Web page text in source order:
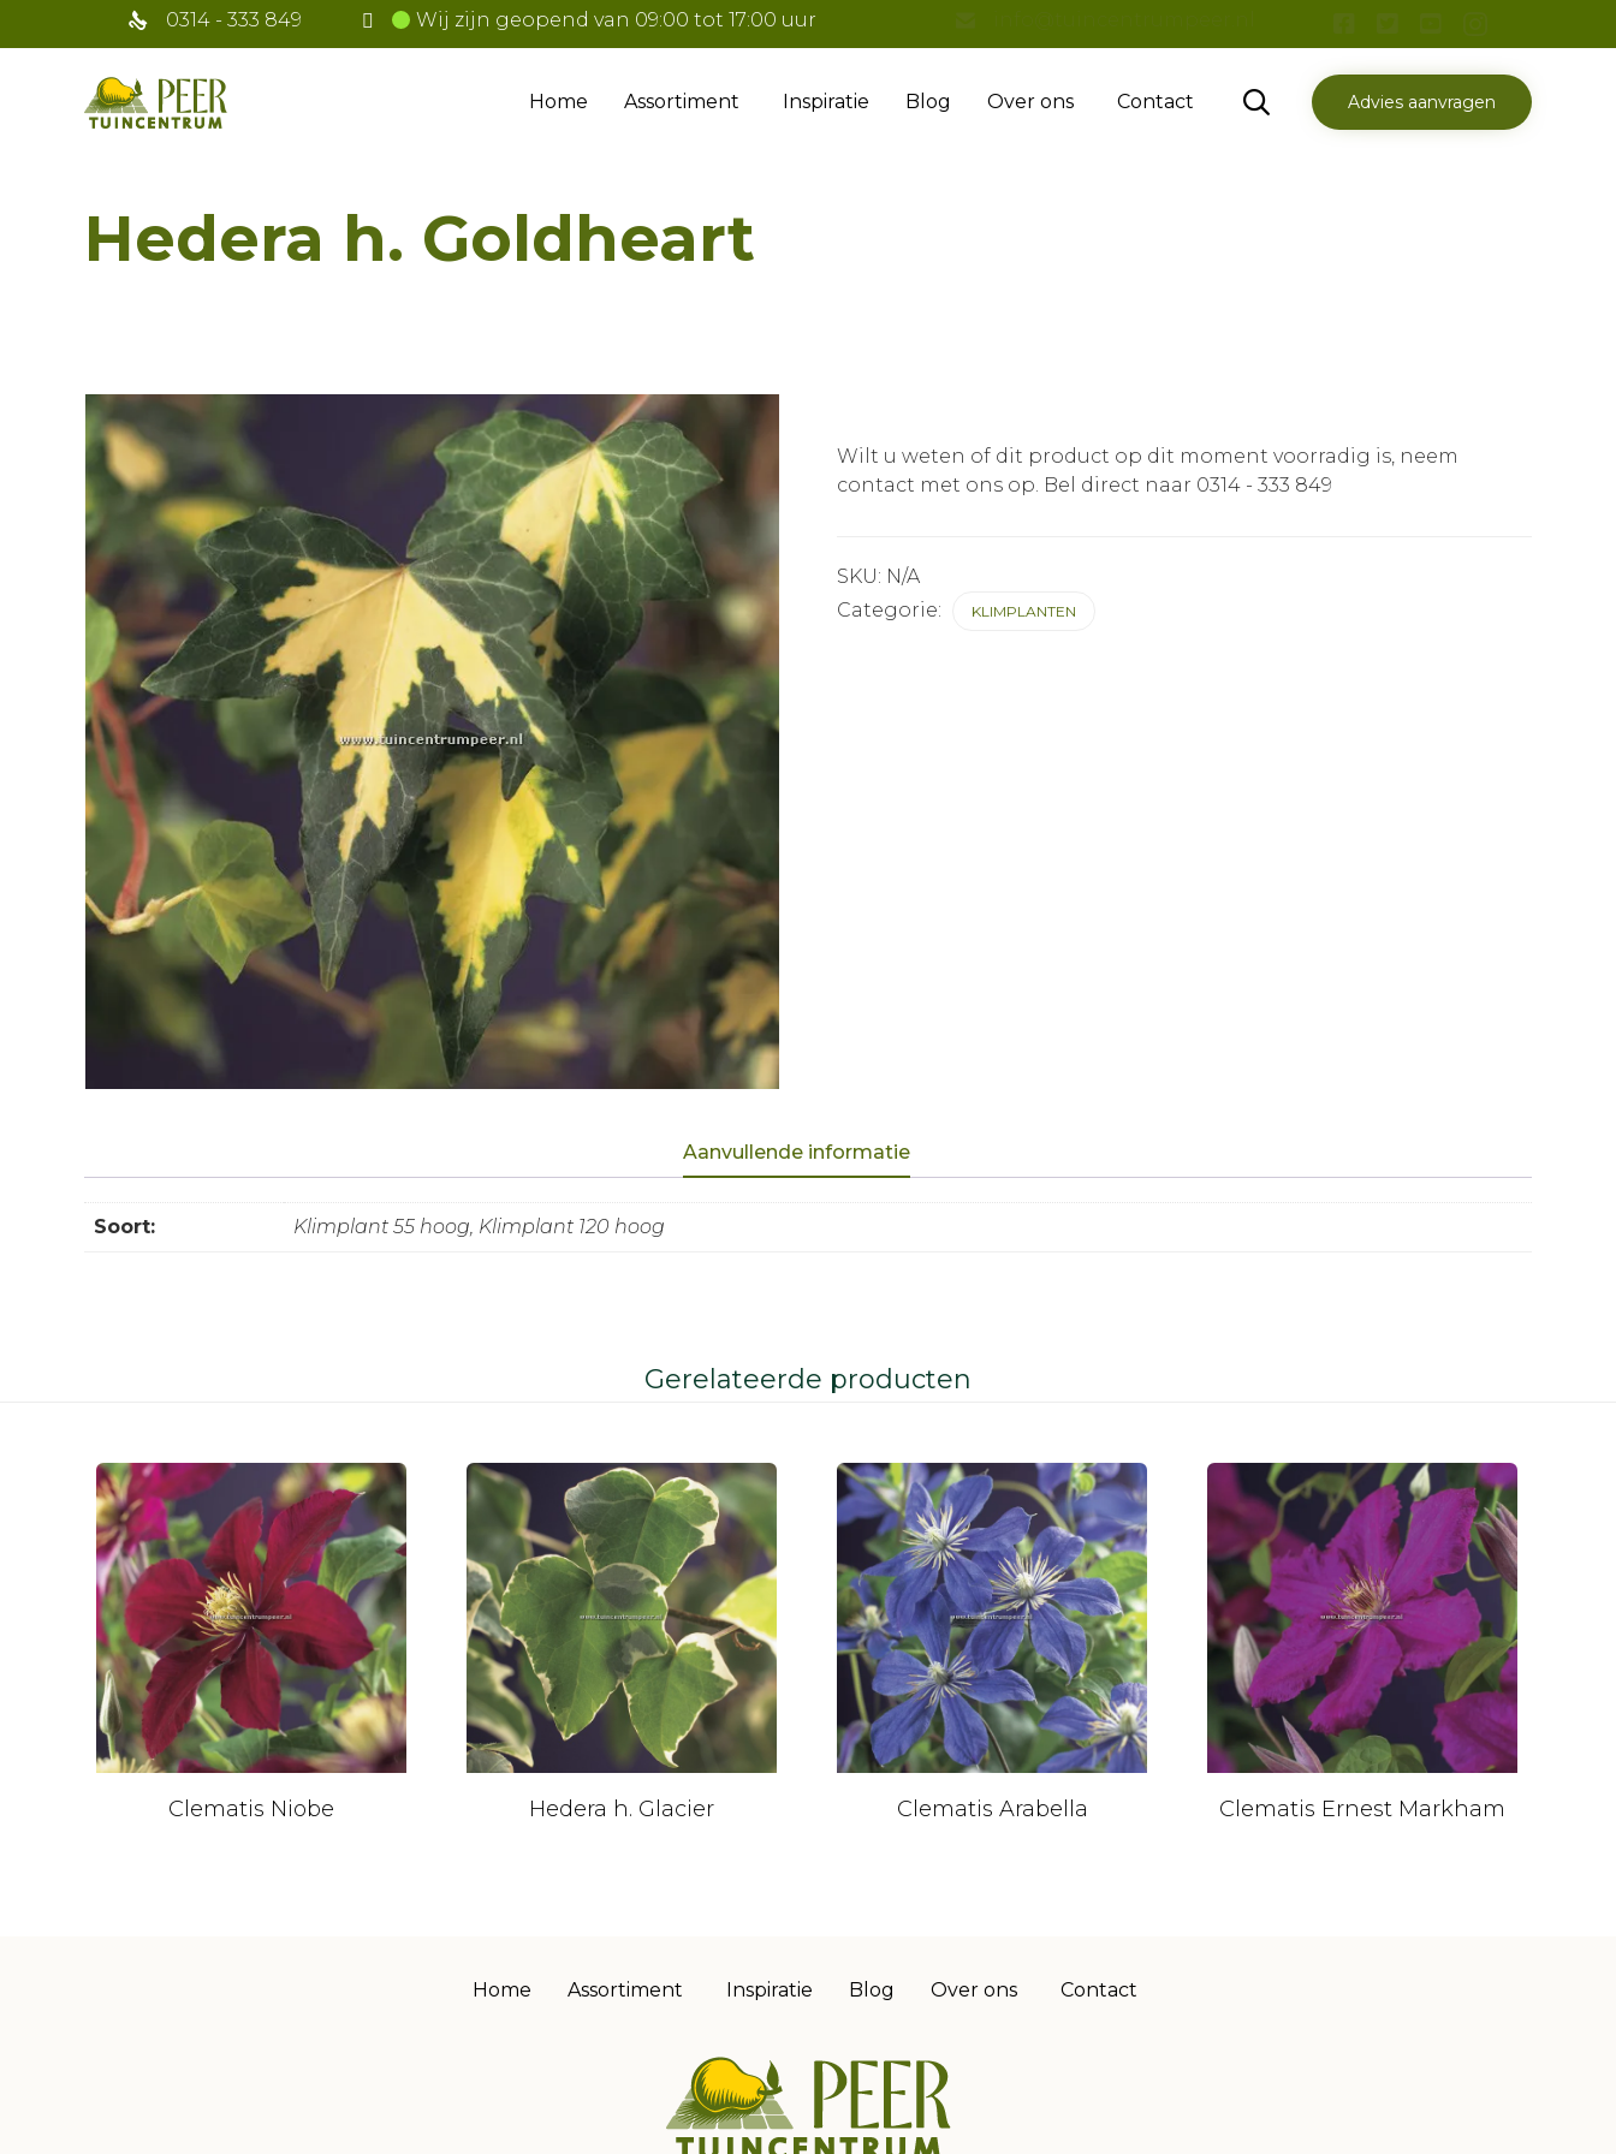
0314 - 333 849 Wij zijn geopend van 09:00 tot 17:00 uur
Skip
Home Assortiment Inspiratie Blog Over ons Contact  Advies aanvragen
Hedera h. Goldheart
Wilt u weten of dit product op dit moment voorradig is, neem
contact met ons op. Bel direct naar 0314 - 333 849
SKU: N/A
Categorie:
KLIMPLANTEN
Aanvullende informatie
Soort: Klimplant 55 hoog, Klimplant 120 hoog
Gerelateerde producten
Clematis Niobe Hedera h. Glacier Clematis Arabella Clematis Ernest Markham
Home Assortiment Inspiratie Blog Over ons Contact